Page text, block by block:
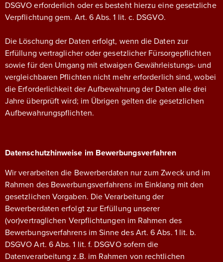
DSGVO erforderlich oder es besteht hierzu eine gesetzliche
Verpflichtung gem. Art. 6 Abs. 1 lit. c. DSGVO.
Die Löschung der Daten erfolgt, wenn die Daten zur
Erfüllung vertraglicher oder gesetzlicher Fürsorgepflichten
sowie für den Umgang mit etwaigen Gewährleistungs- und
vergleichbaren Pflichten nicht mehr erforderlich sind, wobei
die Erforderlichkeit der Aufbewahrung der Daten alle drei
Jahre überprüft wird; im Übrigen gelten die gesetzlichen
Aufbewahrungspflichten.
Datenschutzhinweise im Bewerbungsverfahren
Wir verarbeiten die Bewerberdaten nur zum Zweck und im
Rahmen des Bewerbungsverfahrens im Einklang mit den
gesetzlichen Vorgaben. Die Verarbeitung der
Bewerberdaten erfolgt zur Erfüllung unserer
(vor)vertraglichen Verpflichtungen im Rahmen des
Bewerbungsverfahrens im Sinne des Art. 6 Abs. 1 lit. b.
DSGVO Art. 6 Abs. 1 lit. f. DSGVO sofern die
Datenverarbeitung z.B. im Rahmen von rechtlichen